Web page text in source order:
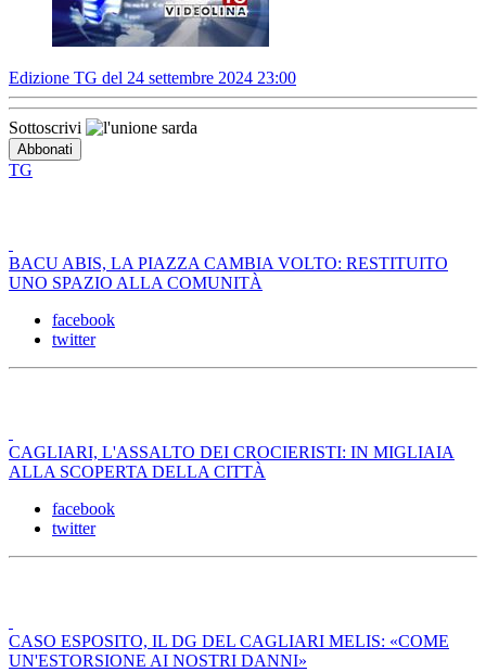
Edizione TG del 24 settembre 2024 23:00
Sottoscrivi
TG
BACU ABIS, LA PIAZZA CAMBIA VOLTO: RESTITUITO
UNO SPAZIO ALLA COMUNITÀ
facebook
twitter
CAGLIARI, L'ASSALTO DEI CROCIERISTI: IN MIGLIAIA
ALLA SCOPERTA DELLA CITTÀ
facebook
twitter
CASO ESPOSITO, IL DG DEL CAGLIARI MELIS: «COME
UN'ESTORSIONE AI NOSTRI DANNI»